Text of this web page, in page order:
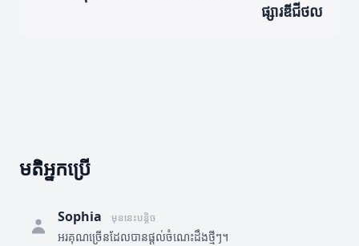
ផ្សារឌីជីថល
មតិអ្នកប្រើ
Sophia មុននេះបន្តិច
អរគុណច្រើនដែលបានផ្តល់ចំណេះដឹងថ្មីៗ។